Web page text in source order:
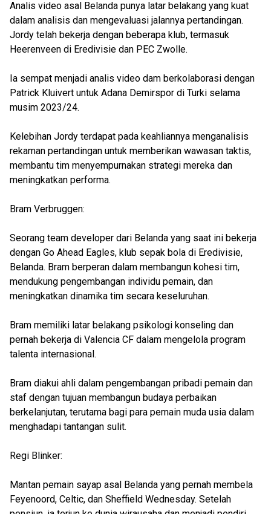
Analis video asal Belanda punya latar belakang yang kuat
dalam analisis dan mengevaluasi jalannya pertandingan.
Jordy telah bekerja dengan beberapa klub, termasuk
Heerenveen di Eredivisie dan PEC Zwolle.
Ia sempat menjadi analis video dam berkolaborasi dengan
Patrick Kluivert untuk Adana Demirspor di Turki selama
musim 2023/24.
Kelebihan Jordy terdapat pada keahliannya menganalisis
rekaman pertandingan untuk memberikan wawasan taktis,
membantu tim menyempurnakan strategi mereka dan
meningkatkan performa.
Bram Verbruggen:
Seorang team developer dari Belanda yang saat ini bekerja
dengan Go Ahead Eagles, klub sepak bola di Eredivisie,
Belanda. Bram berperan dalam membangun kohesi tim,
mendukung pengembangan individu pemain, dan
meningkatkan dinamika tim secara keseluruhan.
Bram memiliki latar belakang psikologi konseling dan
pernah bekerja di Valencia CF dalam mengelola program
talenta internasional.
Bram diakui ahli dalam pengembangan pribadi pemain dan
staf dengan tujuan membangun budaya perbaikan
berkelanjutan, terutama bagi para pemain muda usia dalam
menghadapi tantangan sulit.
Regi Blinker:
Mantan pemain sayap asal Belanda yang pernah membela
Feyenoord, Celtic, dan Sheffield Wednesday. Setelah